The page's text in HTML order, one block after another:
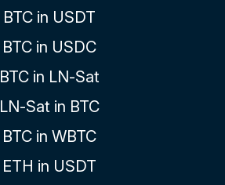
BTC in USDT
BTC in USDC
BTC in LN-Sat
LN-Sat in BTC
BTC in WBTC
ETH in USDT